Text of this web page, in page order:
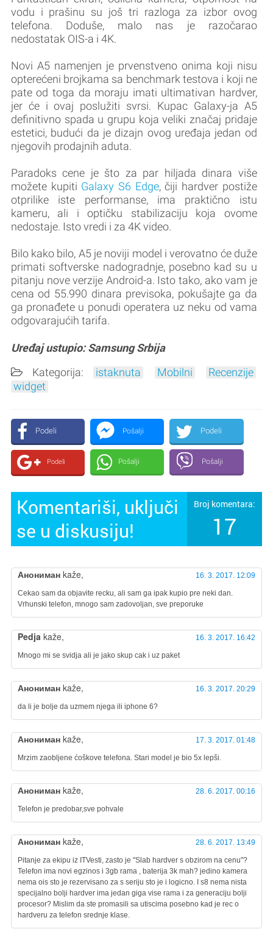
vodu i prašinu su još tri razloga za izbor ovog
telefona. Doduše, malo nas je razočarao
nedostatak OIS-a i 4K.
Novi A5 namenjen je prvenstveno onima koji nisu
opterećeni brojkama sa benchmark testova i koji ne
pate od toga da moraju imati ultimativan hardver,
jer će i ovaj poslužiti svrsi. Kupac Galaxy-ja A5
definitivno spada u grupu koja veliki značaj pridaje
estetici, budući da je dizajn ovog uređaja jedan od
njegovih prodajnih aduta.
Paradoks cene je što za par hiljada dinara više
možete kupiti Galaxy S6 Edge, čiji hardver postiže
otprilike iste performanse, ima praktično istu
kameru, ali i optičku stabilizaciju koja ovome
nedostaje. Isto vredi i za 4K video.
Bilo kako bilo, A5 je noviji model i verovatno će duže
primati softverske nadogradnje, posebno kad su u
pitanju nove verzije Android-a. Isto tako, ako vam je
cena od 55.990 dinara previsoka, pokušajte ga da
ga pronađete u ponudi operatera uz neku od vama
odgovarajućih tarifa.
Uređaj ustupio: Samsung Srbija
Kategorija: istaknuta Mobilni
Recenzije
widget
Podeli Pošalji Podeli
Podeli Pošalji Pošalji
Komentariši, uključi
se u diskusiju!
Broj komentara:
17
Анониман kaže, 16. 3. 2017. 12:09
Cekao sam da objavite recku, ali sam ga ipak kupio pre neki dan.
Vrhunski telefon, mnogo sam zadovoljan, sve preporuke
Pedja kaže, 16. 3. 2017. 16:42
Mnogo mi se svidja ali je jako skup cak i uz paket
Анониман kaže, 16. 3. 2017. 20:29
da li je bolje da uzmem njega ili iphone 6?
Анониман kaže, 17. 3. 2017. 01:48
Mrzim zaobljene ćoškove telefona. Stari model je bio 5x lepši.
Анониман kaže, 28. 6. 2017. 00:16
Telefon je predobar,sve pohvale
Анониман kaže, 28. 6. 2017. 13:49
Pitanje za ekipu iz ITVesti, zasto je "Slab hardver s obzirom na cenu"?
Telefon ima novi egzinos i 3gb rama , baterija 3k mah? jedino kamera
nema ois sto je rezervisano za s seriju sto je i logicno. I s8 nema nista
specijalno bolji hardver ima jedan giga vise rama i za generaciju bolji
procesor? Mislim da ste promasili sa utiscima posebno kad je rec o
hardveru za telefon srednje klase.